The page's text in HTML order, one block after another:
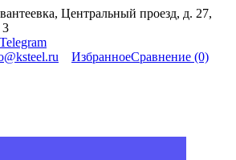
Центральный проезд, д. 27,
3
ИзбранноеСравнение (0)